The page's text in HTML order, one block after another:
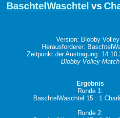
BaschtelWaschtel vs
Version: Blobby
Herausforderer:
Zeitpunkt der Austragung:
Blobby-Volley-Match
Ergebnis
Runde 1:
BaschtelWaschtel 15 : 1
Runde 2: